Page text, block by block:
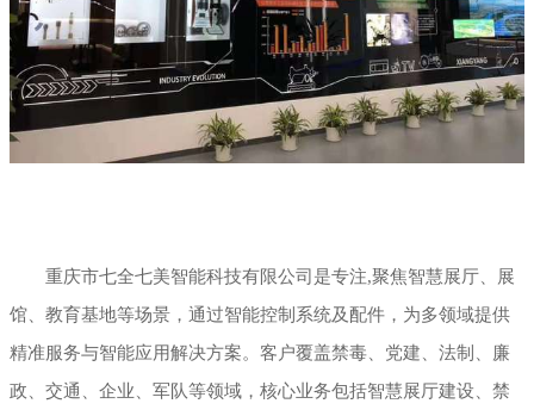
重庆市七全七美智能科技有限公司是专注,聚焦智慧展厅、展
馆、教育基地等场景，通过智能控制系统及配件，为多领域提供
精准服务与智能应用解决方案。客户覆盖禁毒、党建、法制、廉
政、交通、企业、军队等领域，核心业务包括智慧展厅建设、禁